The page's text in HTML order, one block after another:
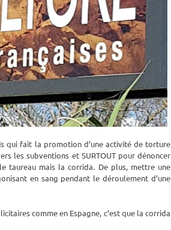
qui fait la promotion d’une activité de torture
les subventions et SURTOUT pour dénoncer
taureau mais la corrida. De plus, mettre une
en sang pendant le déroulement d’une
comme en Espagne, c’est que la corrida